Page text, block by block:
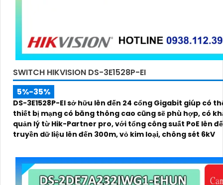
SWITCH HIKVISION DS-3E1528P-EI
5%-35%
DS-3E1528P-EI sở hữu lên đến 24 cổng Gigabit giúp có
thiết bị mạng có băng thông cao cũng sẽ phù hợp, có
quản lý từ Hik-Partner pro, với tổng công suất PoE lên
truyền dữ liệu lên đến 300m, vỏ kim loại, chông sét 6kV